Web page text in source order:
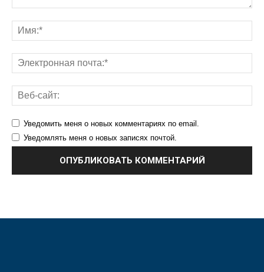
Уведомить меня о новых комментариях по email.
Уведомлять меня о новых записях почтой.